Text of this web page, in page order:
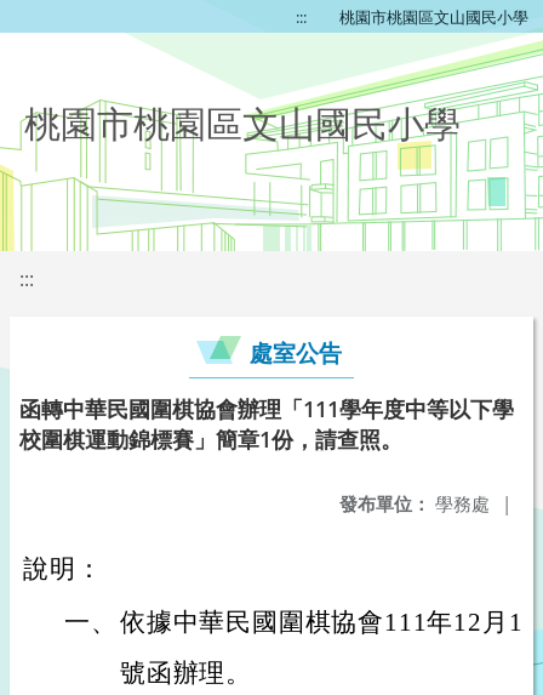
::: 桃園市桃園區文山國民小學
桃園市桃園區文山國民小學
:::
處室公告
函轉中華民國圍棋協會辦理「111學年度中等以下學
校圍棋運動錦標賽」簡章1份，請查照。
發布單位： 學務處 |
說明：
一、 依據中華民國圍棋協會111年12月
號函辦理。